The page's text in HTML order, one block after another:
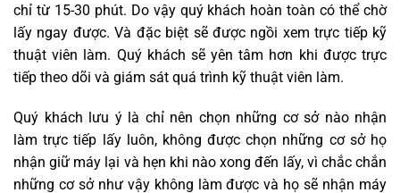
chỉ từ 15-30 phút. Do vậy quý khách hoàn toàn có thể chờ
lấy ngay được. Và đặc biệt sẽ được ngồi xem trực tiếp kỹ
thuật viên làm. Quý khách sẽ yên tâm hơn khi được trực
tiếp theo dõi và giám sát quá trình kỹ thuật viên làm.
Quý khách lưu ý là chỉ nên chọn những cơ sở nào nhận
làm trực tiếp lấy luôn, không được chọn những cơ sở họ
nhận giữ máy lại và hẹn khi nào xong đến lấy, vì chắc chắn
những cơ sở như vậy không làm được và họ sẽ nhận máy